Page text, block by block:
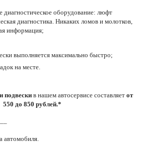
диагностическое оборудование: люфт
диагностика. Никаких ломов и молотков,
информация;
выполняется максимально быстро;
на месте.
подвески в нашем автосервисе составляет от
550 до 850 рублей.*
автомобиля.